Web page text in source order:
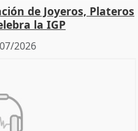
de Joyeros, Plateros
la IGP
2026